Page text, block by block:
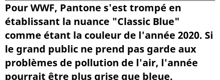
Pour WWF, Pantone s'est trompé en
établissant la nuance "Classic Blue"
comme étant la couleur de l'année 2020. Si
le grand public ne prend pas garde aux
problèmes de pollution de l'air, l'année
pourrait être plus grise que bleue.